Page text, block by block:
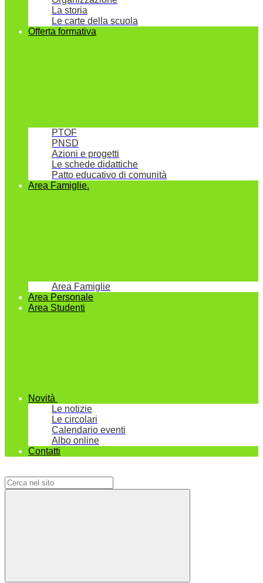
La storia
Le carte della scuola
Offerta formativa
PTOF
PNSD
Azioni e progetti
Le schede didattiche
Patto educativo di comunità
Area Famiglie.
Area Famiglie
Area Personale
Area Studenti
Novità
Le notizie
Le circolari
Calendario eventi
Albo online
Contatti